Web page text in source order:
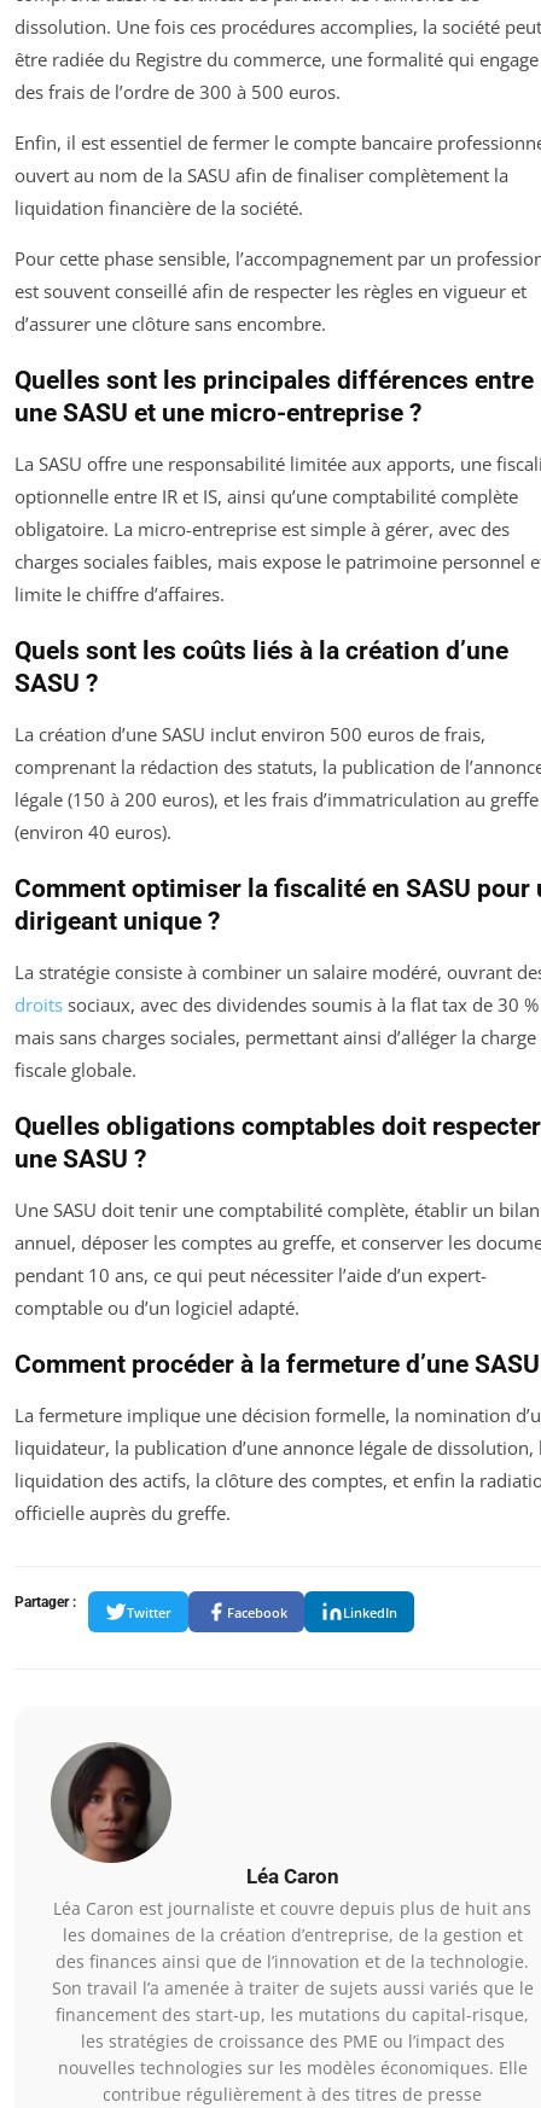
dissolution. Une fois ces procédures accomplies, la société peut
être radiée du Registre du commerce, une formalité qui engage
des frais de l’ordre de 300 à 500 euros.
Enfin, il est essentiel de fermer le compte bancaire
ouvert au nom de la SASU afin de finaliser complètement la
liquidation financière de la société.
Pour cette phase sensible, l’accompagnement par un
est souvent conseillé afin de respecter les règles en vigueur et
d’assurer une clôture sans encombre.
Quelles sont les principales différences entre
une SASU et une micro-entreprise ?
La SASU offre une responsabilité limitée aux apports, une
optionnelle entre IR et IS, ainsi qu’une comptabilité complète
obligatoire. La micro-entreprise est simple à gérer, avec des
charges sociales faibles, mais expose le patrimoine personnel
limite le chiffre d’affaires.
Quels sont les coûts liés à la création d’une
SASU ?
La création d’une SASU inclut environ 500 euros de frais,
comprenant la rédaction des statuts, la publication de
légale (150 à 200 euros), et les frais d’immatriculation au greffe
(environ 40 euros).
Comment optimiser la fiscalité en SASU pour
dirigeant unique ?
La stratégie consiste à combiner un salaire modéré, ouvrant
droits sociaux, avec des dividendes soumis à la flat tax de 30 %
mais sans charges sociales, permettant ainsi d’alléger la charge
fiscale globale.
Quelles obligations comptables doit respecter
une SASU ?
Une SASU doit tenir une comptabilité complète, établir un bilan
annuel, déposer les comptes au greffe, et conserver les
pendant 10 ans, ce qui peut nécessiter l’aide d’un expert-
comptable ou d’un logiciel adapté.
Comment procéder à la fermeture d’une
La fermeture implique une décision formelle, la nomination
liquidateur, la publication d’une annonce légale de dissolution,
liquidation des actifs, la clôture des comptes, et enfin la
officielle auprès du greffe.
Partager :
Twitter Facebook LinkedIn
Léa Caron
Léa Caron est journaliste et couvre depuis plus de huit ans
les domaines de la création d’entreprise, de la gestion et
des finances ainsi que de l’innovation et de la technologie.
Son travail l’a amenée à traiter de sujets aussi variés que le
financement des start-up, les mutations du capital-risque,
les stratégies de croissance des PME ou l’impact des
nouvelles technologies sur les modèles économiques. Elle
contribue régulièrement à des titres de presse